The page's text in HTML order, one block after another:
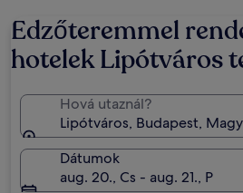
Edzőteremmel
hotelek Lipótváros
Hová utaznál?
Lipótváros, Budapest,
Dátumok
aug. 20., Cs - aug. 21., P